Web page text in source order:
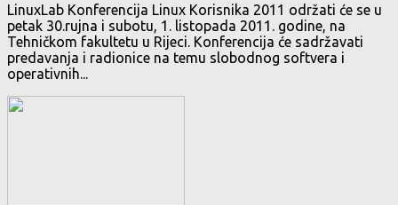
LinuxLab Konferencija Linux Korisnika 2011 održati će se u
petak 30.rujna i subotu, 1. listopada 2011. godine, na
Tehničkom fakultetu u Rijeci. Konferencija će sadržavati
predavanja i radionice na temu slobodnog softvera i
operativnih...